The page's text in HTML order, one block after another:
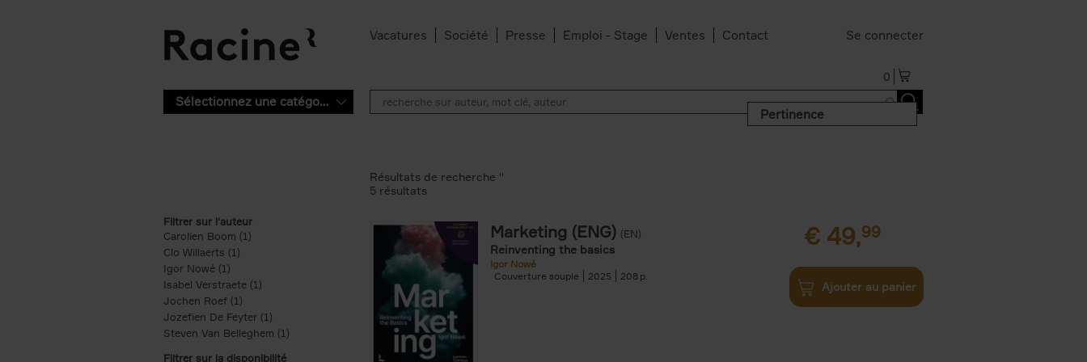
Vacatures Société Presse Emploi - Stage Ventes Contact Se connecter
0
Sélectionnez une catégorie
Pertinence
Filtrer sur l'auteur
Carolien Boom (1)
Clo Willaerts (1)
Igor Nowé (1)
Isabel Verstraete (1) Apply Isabel Verstraete filter
Jochen Roef (1)
Jozefien De Feyter (1) Apply Jozefien De Feyter filter
Steven Van Belleghem (1) Apply Steven Van Belleghem filter
Filtrer sur la disponibilité
Résultats de recherche ''
5 résultats
Marketing (ENG) (EN)
Reinventing the basics
Igor Nowé
Couverture souple
2025 208
€ 49,99
Ajouter au panier